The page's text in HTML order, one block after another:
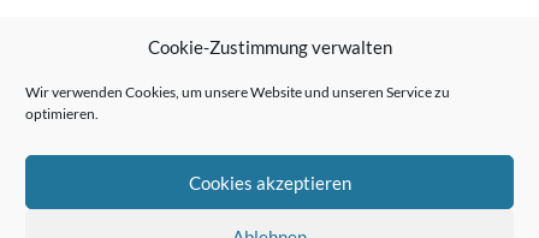
Cookie-Zustimmung verwalten
Wir verwenden Cookies, um unsere Website und unseren Service zu
optimieren.
Cookies akzeptieren
Wolff von Rechenberg
Linux Mint: Google Drive integrieren
HiFi-Klassiker: Celestion 3